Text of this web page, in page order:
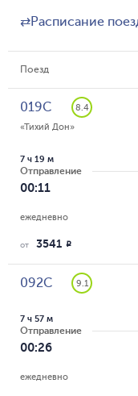
⇄Расписание
Поезд
019С
8.4
«Тихий Дон»
Отправление
00:11
7 ч 19 м
ежедневно
от 3541 R
092С 9.1
Отправление
00:26
7 ч 57 м
ежедневно